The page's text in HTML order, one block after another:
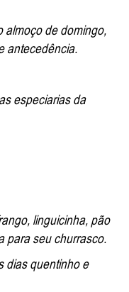
almoço de domingo,
antecedência.
especiarias da
linguicinha, pão
para seu churrasco.
dias quentinho e